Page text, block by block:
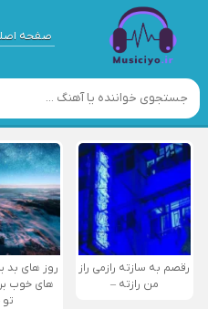
صفحه
رقصم به سازته رازمی راز
من رازته –
روز های بد
های خوب
تو